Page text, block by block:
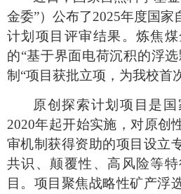
金委”）公布了2025年度国家
计划项目评审结果。炼焦
的“基于界面电荷沉积的浮
制“项目获批立项，为我校首
原创探索计划项目是
2020年起开始实施，对原创
审机制获得资助的项目设立
共识、颠覆性、高风险等
目。项目聚焦战略性矿产浮